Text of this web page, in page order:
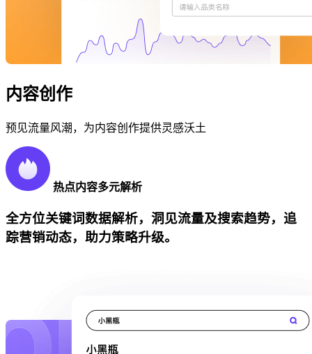
内容创作
预见流量风潮，为内容创作提供灵感沃土
热点内容多元解析
全方位关键词数据解析，洞见流量及搜索趋势，追
踪营销动态，助力策略升级。